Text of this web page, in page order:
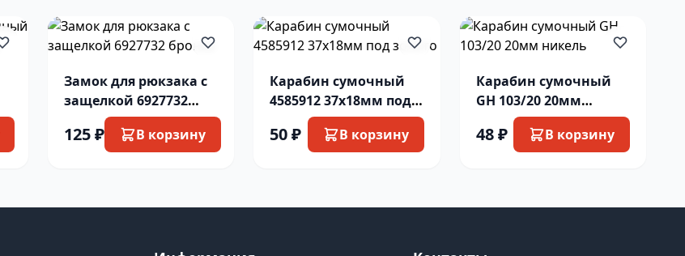
Замок для рюкзака с
защелкой 6927732
бронза
125 ₽ В корзину
Карабин сумочный
4585912 37х18мм под
золото
50 ₽ В корзину
Карабин сумочный
GH 103/20 20мм
никель
48 ₽ В корзину